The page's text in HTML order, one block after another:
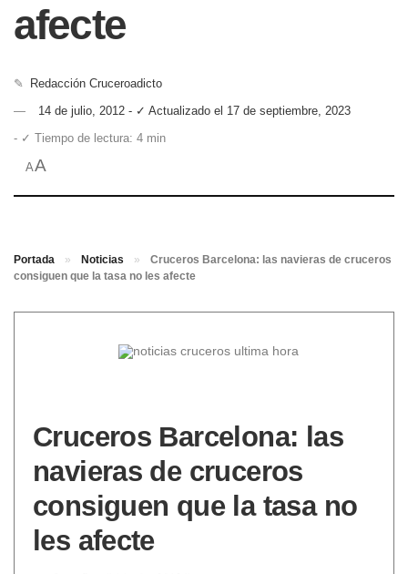
afecte
✎
Redacción Cruceroadicto
14 de julio, 2012 - ✓ Actualizado el 17 de septiembre, 2023
- ✓ Tiempo de lectura: 4 min
AA
Portada » Noticias »
Cruceros Barcelona: las navieras de cruceros
consiguen que la tasa no les afecte
Cruceros Barcelona: las
navieras de cruceros
consiguen que la tasa no
les afecte